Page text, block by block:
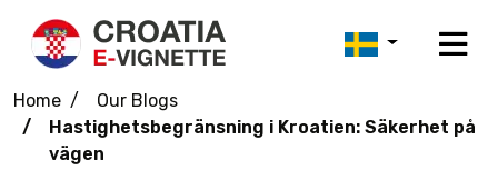
Home
Our Blogs
Hastighetsbegränsning i Kroatien: Säkerhet på
vägen